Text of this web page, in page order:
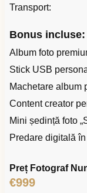
Transport:
Bonus incluse:
Album foto
Stick USB
Machetare album
Content creator
Mini ședință foto
Predare digitală
Preț Fotograf
€999